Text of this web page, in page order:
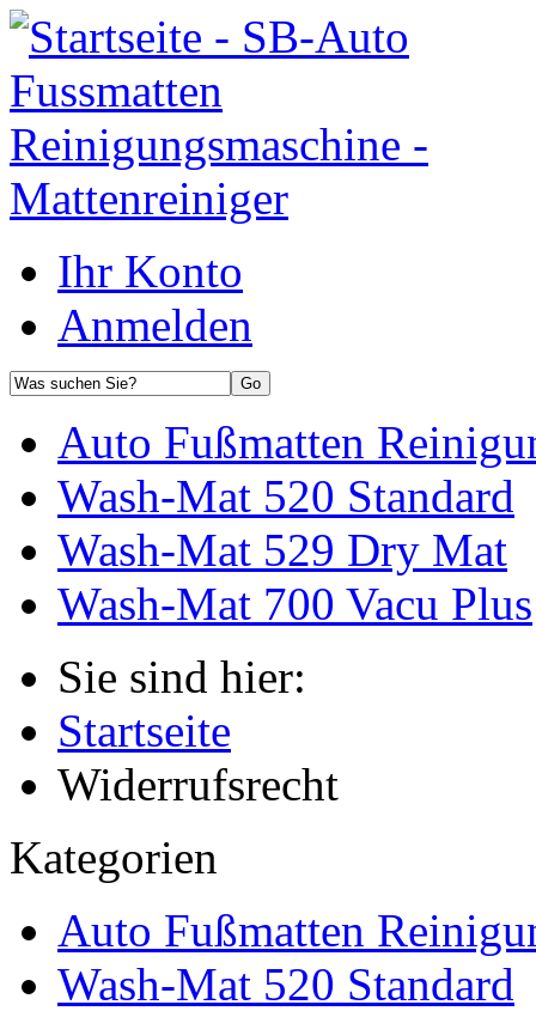
Ihr Konto
Anmelden
Auto Fußmatten
Wash-Mat 520 Standard
Wash-Mat 529 Dry Mat
Wash-Mat 700 Vacu Plus
Sie sind hier:
Startseite
Widerrufsrecht
Kategorien
Auto Fußmatten
Wash-Mat 520 Standard